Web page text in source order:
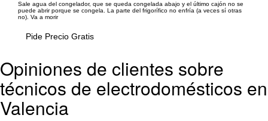
Sale agua del congelador, que se queda congelada abajo y el último cajón no se
puede abrir porque se congela. La parte del frigorífico no enfría (a veces sí otras
no). Va a morir
Pide Precio Gratis
Opiniones de clientes sobre
técnicos de electrodomésticos en
Valencia